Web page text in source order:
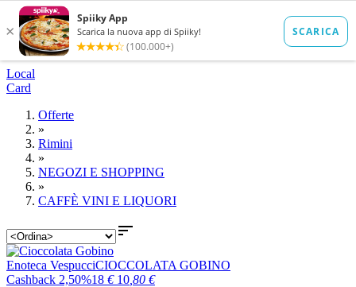
Local
Card
Offerte
»
Rimini
»
NEGOZI E SHOPPING
»
CAFFÈ VINI E LIQUORI

Enoteca VespucciCIOCCOLATA GOBINO
Cashback 2,50%18 € 10 ,80 €